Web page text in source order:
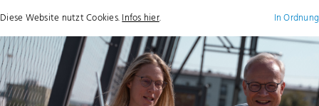
Show / hide main menu
Diese Website nutzt Cookies.Infos hier. In Ordnung